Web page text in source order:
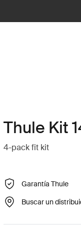
Thule Kit
4-pack fit kit
Garantía Thule
Buscar un